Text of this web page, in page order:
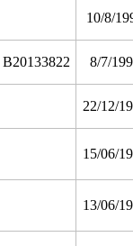
10/8/
B20133822 8/7/
22/12/
15/06/
13/06/